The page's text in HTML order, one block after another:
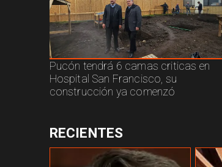
Pucón tendrá 6 camas criticas en
Hospital San Francisco, su
construcción ya comenzó
RECIENTES